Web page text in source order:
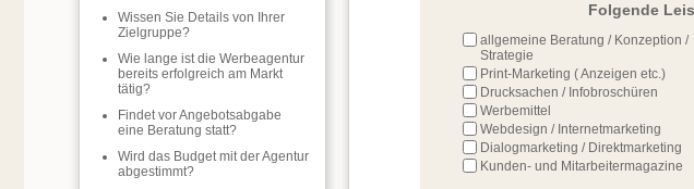
Folgende
allgemeine Beratung / Konzeption /
Strategie
Print-Marketing ( Anzeigen etc.)
Drucksachen / Infobroschüren
Werbemittel
Webdesign / Internetmarketing
Dialogmarketing / Direktmarketing
Kunden- und Mitarbeitermagazine
Wissen Sie Details von Ihrer
Zielgruppe?
Wie lange ist die Werbeagentur
bereits erfolgreich am Markt
tätig?
Findet vor Angebotsabgabe
eine Beratung statt?
Wird das Budget mit der Agentur
abgestimmt?